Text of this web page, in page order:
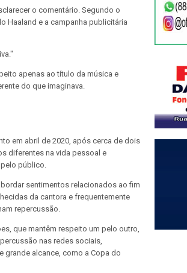
o comentário. Segundo o
Haaland e a campanha publicitária
apenas ao título da música e
do que imaginava.
em abril de 2020, após cerca de dois
diferentes na vida pessoal e
público.
sentimentos relacionados ao fim
da cantora e frequentemente
repercussão.
que mantêm respeito um pelo outro,
nas redes sociais,
grande alcance, como a Copa do